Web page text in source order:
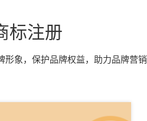
标注册
形象，保护品牌权益，助力品牌营销